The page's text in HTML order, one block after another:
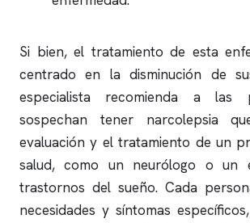
Si bien, el tratamiento de esta
centrado en la disminución de
especialista recomienda a las
sospechan tener narcolepsia
evaluación y el tratamiento de un
salud, como un neurólogo o un
trastornos del sueño. Cada
necesidades y síntomas